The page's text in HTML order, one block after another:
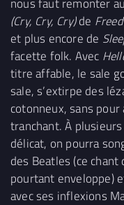
(Cry, Cry, Cry)de
et plus encore de
facette folk. Avec
titre affable, le sale
sale, s’extirpe des
cotonneux, sans
tranchant. À
délicat, on pourra
des Beatles (ce
pourtant enveloppe)
avec ses inflexions